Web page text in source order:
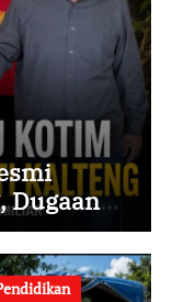
Dugaan
Rp40
Baru